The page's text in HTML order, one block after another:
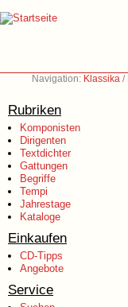
Navigation: Klassika /
Rubriken
Komponisten
Dirigenten
Textdichter
Gattungen
Begriffe
Tempi
Jahrestage
Kataloge
Einkaufen
CD-Tipps
Angebote
Service